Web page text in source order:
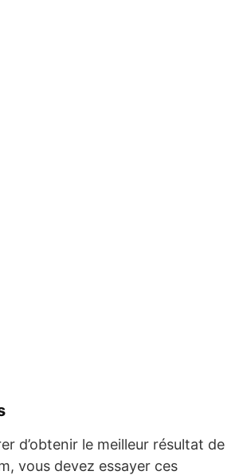
d’obtenir le meilleur résultat de
vous devez essayer ces